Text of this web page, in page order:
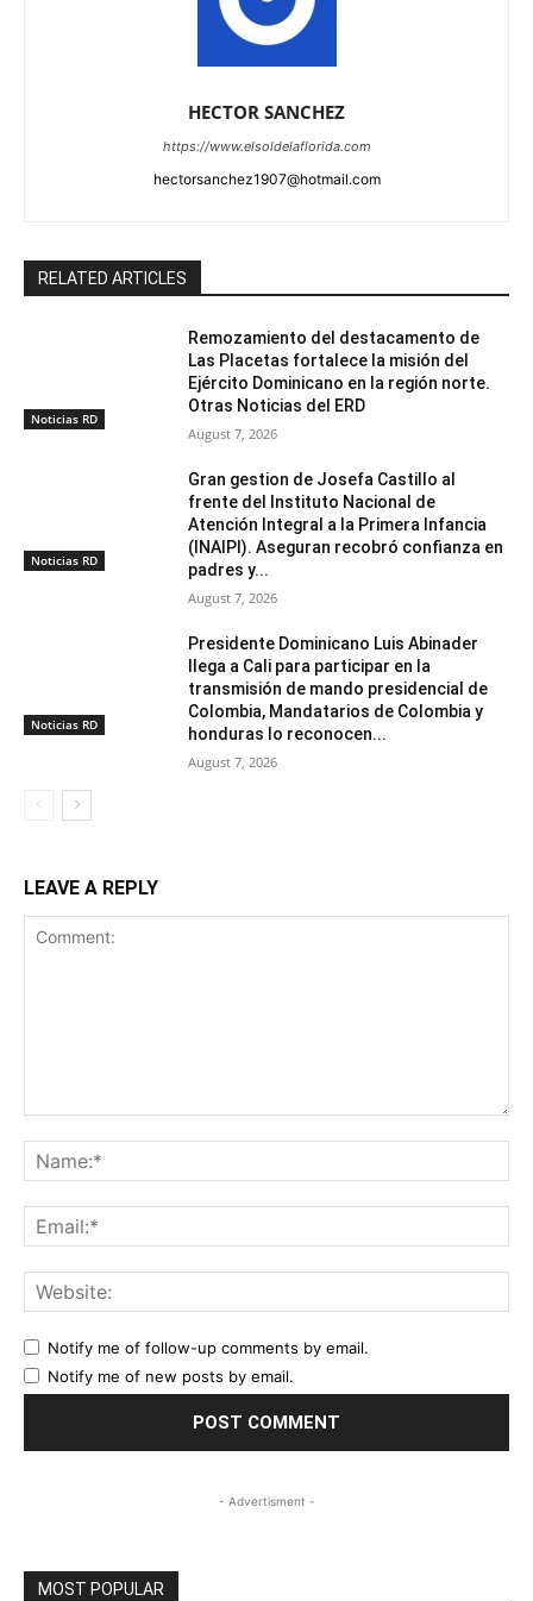
HECTOR SANCHEZ
https://www.elsoldelaflorida.com
hectorsanchez1907@hotmail.com
RELATED ARTICLES
Noticias RD
Remozamiento del destacamento de
Las Placetas fortalece la misión del
Ejército Dominicano en la región norte.
Otras Noticias del ERD
August 7, 2026
Noticias RD
Gran gestion de Josefa Castillo al
frente del Instituto Nacional de
Atención Integral a la Primera Infancia
(INAIPI). Aseguran recobró confianza en
padres y...
August 7, 2026
Noticias RD
Presidente Dominicano Luis Abinader
llega a Cali para participar en la
transmisión de mando presidencial de
Colombia, Mandatarios de Colombia y
honduras lo reconocen...
August 7, 2026
LEAVE A REPLY
Notify me of follow-up comments by email.
Notify me of new posts by email.
- Advertisment -
MOST POPULAR